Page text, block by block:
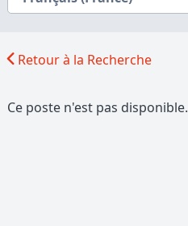
Retour à la Recherche
Ce poste n'est pas disponible.